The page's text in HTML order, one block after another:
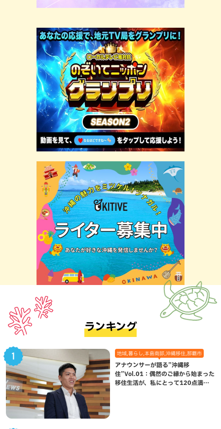
ランキング
地域,暮らし,本島南部,沖縄移住,那覇市
アナウンサーが語る”沖縄移
住”Vol.01：偶然のご縁から始まった
移住生活が、私にとって120点満点